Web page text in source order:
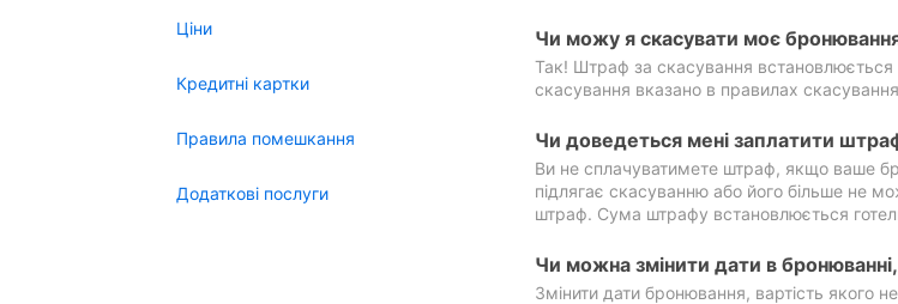
Ціни
Кредитні картки
Правила помешкання
Додаткові послуги
Чи можу я скасувати моє
Так! Штраф за скасування встановлюється
скасування вказано в правилах
Чи доведеться мені заплатити
Ви не сплачуватимете штраф, якщо ваше
підлягає скасуванню або його більше не
штраф. Сума штрафу встановлюється
Чи можна змінити дати в
Змінити дати бронювання, вартість якого